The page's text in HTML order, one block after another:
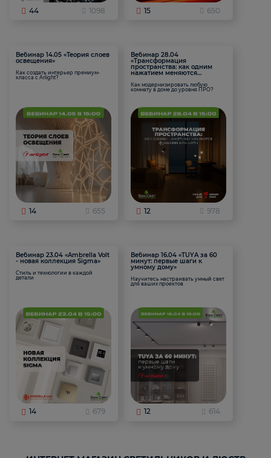
44 1098 15 650
Вебинар 14.05 «Теория слоев
освещения»
Как создать интерьер премиум-
класса с Arlight?
14 655
Вебинар 28.04
«Трансформация
пространства: как одним
нажатием меняются
Как модернизировать любую
комнату в доме до уровня ПРО?
12 978
Вебинар 23.04 «Ambrella Volt
- новая коллекция Sigma»
Стиль и технологии в каждой
детали
14 679
Вебинар 16.04 «TUYA за 60
минут: первые шаги к
умному дому»
Научитесь настраивать умный свет
для ваших проектов
12 614